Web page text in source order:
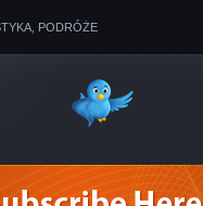
PODRÓŻE